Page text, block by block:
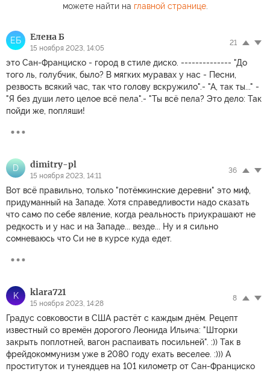
можете найти на главной странице.
ЕБ Елена Б
15 ноября 2023, 14:05
21
это Сан-Франциско - город в стиле диско. -------------- "До
того ль, голубчик, было? В мягких муравах у нас - Песни,
резвость всякий час, так что голову вскружило".- "А, так ты..." -
"Я без души лето целое всё пела".- "Ты всё пела? Это дело: Так
пойди же, попляши!
D dimitry-pl
15 ноября 2023, 14:11
36
Вот всё правильно, только "потёмкинские деревни" это миф,
придуманный на Западе. Хотя справедливости надо сказать
что само по себе явление, когда реальность приукрашают не
редкость и у нас и на Западе... везде... Ну и я сильно
сомневаюсь что Си не в курсе куда едет.
K klara721
15 ноября 2023, 14:28
8
Градус совковости в США растёт с каждым днём. Рецепт
известный со времён дорогого Леонида Ильича: "Шторки
закрыть поплотней, вагон распаивать посильней". :)) Так в
фрейдокоммунизм уже в 2080 году ехать веселее. :))) А
проституток и тунеядцев на 101 километр от Сан-Франциско